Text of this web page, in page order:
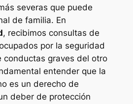
severas que puede
de familia. En
, recibimos consultas de
por la seguridad
conductas graves del otro
entender que la
es un derecho de
deber de protección